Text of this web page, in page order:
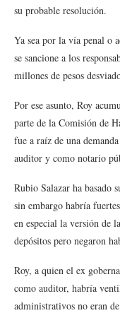
su probable resolución.
Ya sea por la vía penal o
se sancione a los
millones de pesos
Por ese asunto, Roy
parte de la Comisión de
fue a raíz de una
auditor y como notario
Rubio Salazar ha basado
sin embargo habría
en especial la versión de
depósitos pero negaron
Roy, a quien el ex
como auditor, habría
administrativos no eran